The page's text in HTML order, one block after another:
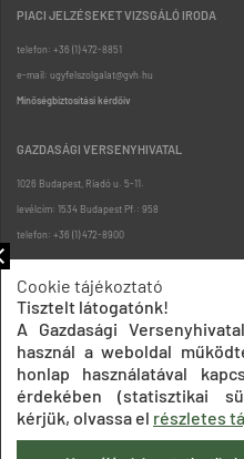
PIACI JELZÉSEKET VIZSGÁLÓ IRODA
telefon: +36 (1) 472-8851
e-mail: ugyfelszolgalat@gvh.hu
Minőségbiztosítási kérdőív
GAZDASÁGI VERSENYHIVATAL
1026 Budapest, Riadó u. 5-11.
levélcím: 1534 Budapest Pf.: 958
telefon: +36 (1) 472-8900
Cookie tájékoztató
Tisztelt látogatónk!
A Gazdasági
használ a weboldal
honlap használatával
érdekében (statisztikai
kérjük, olvassa el részletes